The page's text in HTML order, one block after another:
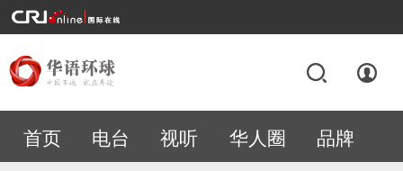
首页 电台 视听 华人圈 品牌